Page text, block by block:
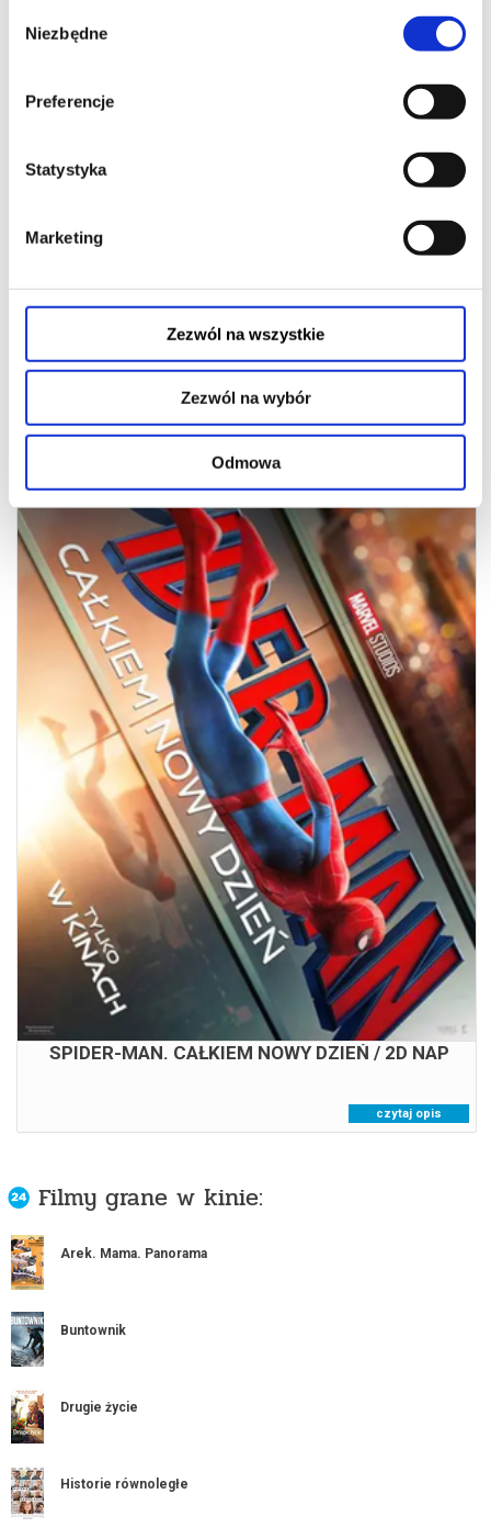
zgody
Niezbędne
Preferencje
Statystyka
Marketing
Zezwól na wszystkie
Zezwól na wybór
Odmowa
DRUGIE ŻYCIE
SPIDER-MAN. CAŁKIEM NOWY DZIEŃ / 2D NAP
SPIDER-MAN. CAŁKIEM NOWY DZIEŃ / 2D NAP
11.08.2026
20:00
czytaj opis
Filmy grane w kinie:
Arek. Mama. Panorama
Buntownik
Drugie życie
Historie równoległe